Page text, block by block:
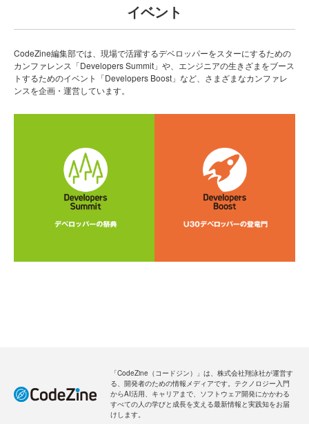
イベント
CodeZine編集部では、現場で活躍するデベロッパーをスターにするための
カンファレンス「Developers Summit」や、エンジニアの生きざまをブース
トするためのイベント「Developers Boost」など、さまざまなカンファレ
ンスを企画・運営しています。
「CodeZine（コードジン）」は、株式会社翔泳社が運営す
る、開発者のための情報メディアです。テクノロジー入門
からAI活用、キャリアまで、ソフトウェア開発にかかわる
すべての人の学びと成長を支える最新情報と実践知をお届
けします。